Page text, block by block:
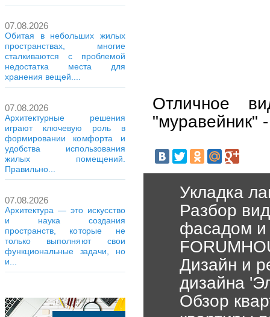
07.08.2026
Обитая в небольших жилых
пространствах, многие
сталкиваются с проблемой
недостатка места для
хранения вещей....
07.08.2026
Архитектурные решения
играют ключевую роль в
формировании комфорта и
удобства использования
жилых помещений.
Правильно...
07.08.2026
Архитектура — это искусство
и наука создания
пространств, которые не
только выполняют свои
функциональные задачи, но
и...
Отличное
"муравейник"
Укладка
Разбор
фасадом и
Дизайн и
дизайна
Обзор